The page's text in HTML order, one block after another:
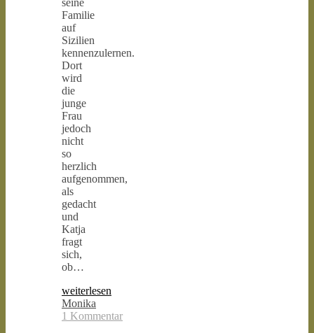
Familie
auf
Sizilien
kennenzulernen.
Dort
wird
die
junge
Frau
jedoch
nicht
so
herzlich
aufgenommen,
als
gedacht
und
Katja
fragt
sich,
ob…
weiterlesen
Monika
1 Kommentar